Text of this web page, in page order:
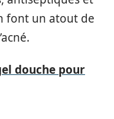
font un atout de
douche pour